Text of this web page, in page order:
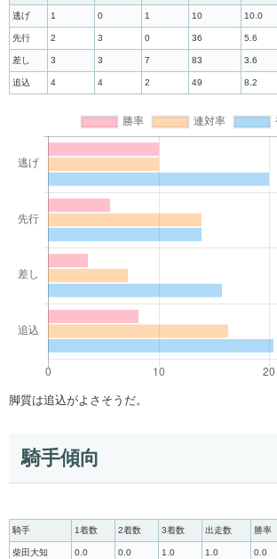
逃げ 1 0 1 10 10.0
先行 2 3 0 36 5.6
差し 3 3 7 83 3.6
追込 4 4 2 49 8.2
脚質は追込がよさそうだ。
騎手傾向
騎手 1着数 2着数 3着数 出走数 勝率
柴田大知 0.0 0.0 1.0 1.0 0.0